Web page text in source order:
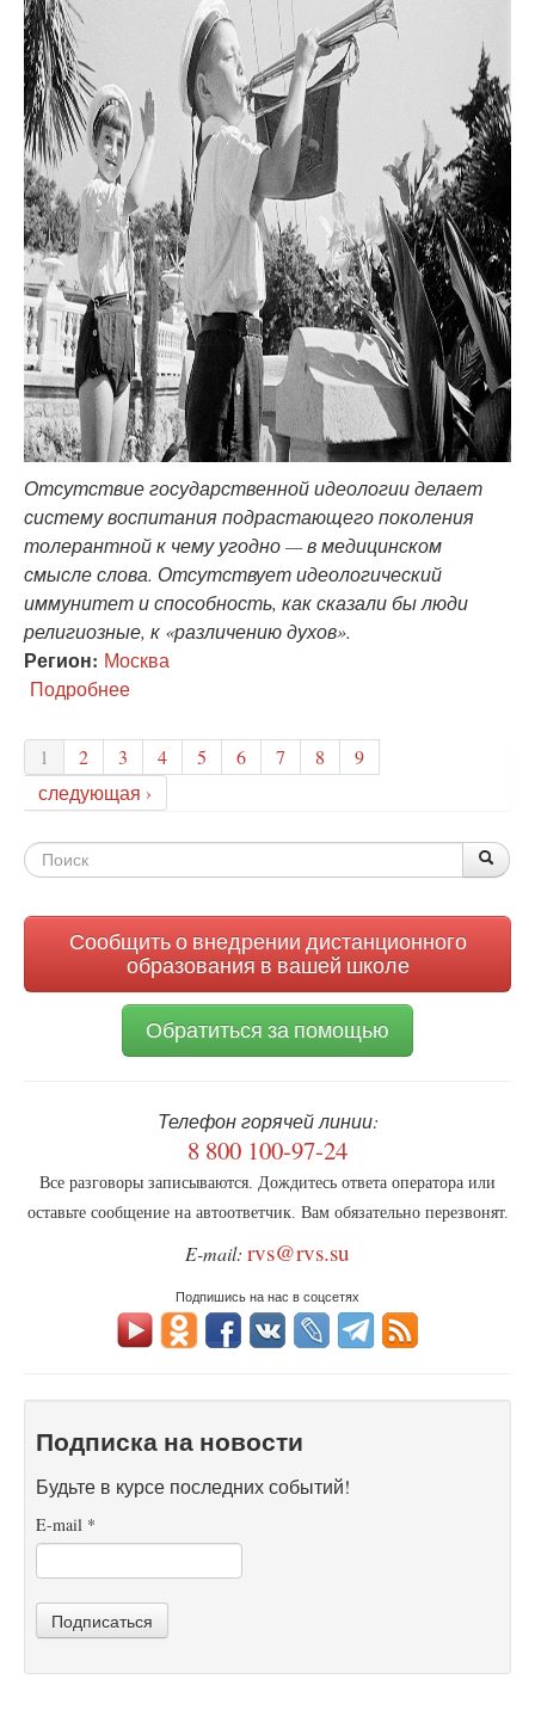
Отсутствие государственной идеологии делает
систему воспитания подрастающего поколения
толерантной к чему угодно — в медицинском
смысле слова. Отсутствует идеологический
иммунитет и способность, как сказали бы люди
религиозные, к «различению духов».
Регион: Москва
Подробнее
и
волк
1 2 3 4 5 6 7 8
9
следующая ›
Форма
Сообщить о внедрении дистанционного
образования в вашей школе
Обратиться за помощью
Телефон горячей линии:
8 800 100-97-24
Все разговоры записываются. Дождитесь ответа оператора или
оставьте сообщение на автоответчик. Вам обязательно перезвонят.
E-mail: rvs@rvs.su
Подпишись на нас в соцсетях
Подписка на новости
Будьте в курсе последних событий!
E-mail *
Подписаться